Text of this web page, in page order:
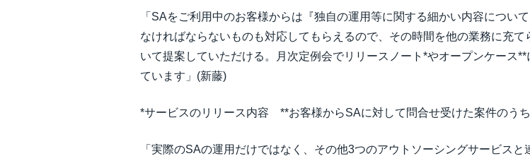
「SAをご利用中のお客様からは『独自の運用等に関する細かい内容につい
なければならないものも対応してもらえるので、その時間を他の業務に充
いて提案していただける。月次定例会でリリースノート*やオープンケース
ています」(新藤)
*サービスのリリース内容 **お客様からSAに対して問合せ受けた案件のう
「実際のSAの運用だけではなく、その他3つのアウトソーシングサービス